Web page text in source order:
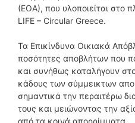
(ΕΟΑ), που υλοποιείται στο
LIFE – Circular Greece.
Τα Επικίνδυνα Οικιακά
ποσότητες αποβλήτων που
και συνήθως καταλήγουν
κάδους των σύμμεικτων
σημαντικά την περαιτέρω
τους και μειώνοντας την
από τα κοινά απορρίμματα.